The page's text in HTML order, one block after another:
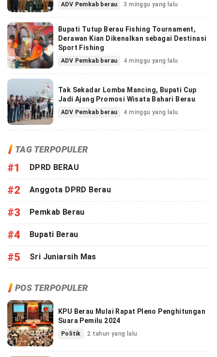
ADV Pemkab berau 3 minggu yang lalu
Bupati Tutup Berau Fishing Tournament,
Derawan Kian Dikenalkan sebagai Destinasi
Sport Fishing
ADV Pemkab berau 4 minggu yang lalu
Tak Sekadar Lomba Mancing, Bupati Cup
Jadi Ajang Promosi Wisata Bahari Berau
ADV Pemkab berau 4 minggu yang lalu
TAG TERPOPULER
#1 DPRD BERAU
#2 Anggota DPRD Berau
#3 Pemkab Berau
#4 Bupati Berau
#5 Sri Juniarsih Mas
POS TERPOPULER
KPU Berau Mulai Rapat Pleno Penghitungan
Suara Pemilu 2024
Politik 2 tahun yang lalu